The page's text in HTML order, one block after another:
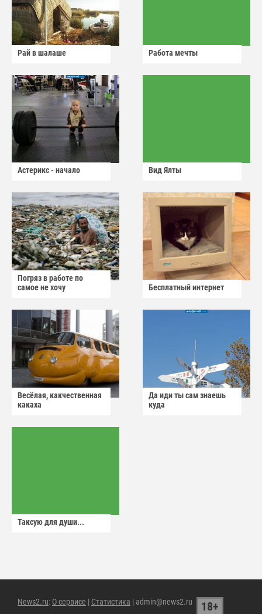
Рай в шалаше Работа мечты
Астерикс - начало Вид Ялты
Погряз в работе по
самое не хочу
Бесплатный интернет
Весёлая, какчественная
какаха
Да иди ты сам знаешь
куда
Таксую для души...
News2.ru: О сервисе | Статистика | admin@news2.ru 18+